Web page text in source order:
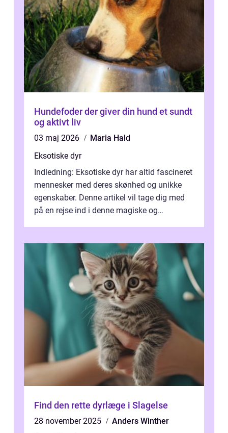
Hundefoder der giver din hund et sundt
og aktivt liv
03 maj 2026
Maria Hald
Eksotiske dyr
Indledning: Eksotiske dyr har altid fascineret
mennesker med deres skønhed og unikke
egenskaber. Denne artikel vil tage dig med
på en rejse ind i denne magiske og
Find den rette dyrlæge i Slagelse
28 november 2025
Anders Winther